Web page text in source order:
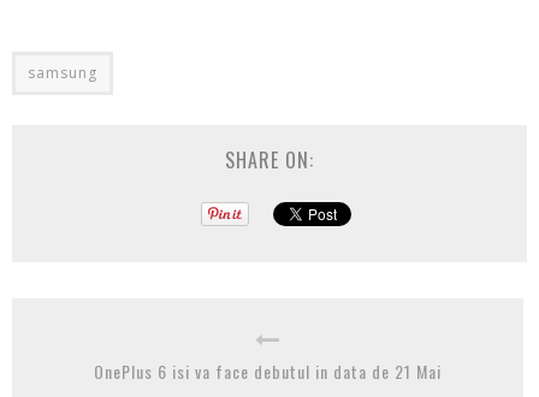
samsung
SHARE ON:
OnePlus 6 isi va face debutul in data de 21 Mai